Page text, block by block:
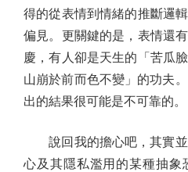
得的從表情到情緒的推斷邏
偏見。更關鍵的是，表情還
慶，有人卻是天生的「苦瓜
山崩於前而色不變」的功夫
出的結果很可能是不可靠的。
說回我的擔心吧，其實並
心及其隱私濫用的某種抽象